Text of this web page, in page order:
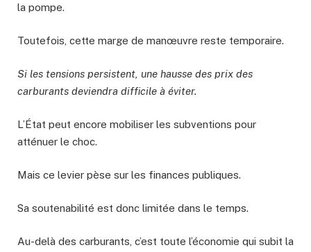
la pompe.
Toutefois, cette marge de manœuvre reste temporaire.
Si les tensions persistent, une hausse des prix des
carburants deviendra difficile à éviter.
L’État peut encore mobiliser les subventions pour
atténuer le choc.
Mais ce levier pèse sur les finances publiques.
Sa soutenabilité est donc limitée dans le temps.
Au-delà des carburants, c’est toute l’économie qui subit la